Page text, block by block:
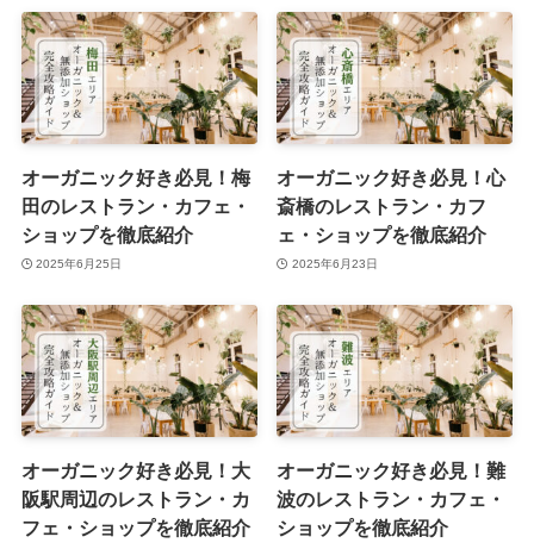
オーガニック好き必見！梅
田のレストラン・カフェ・
ショップを徹底紹介
2025年6月25日
オーガニック好き必見！心
斎橋のレストラン・カフ
ェ・ショップを徹底紹介
2025年6月23日
オーガニック好き必見！大
阪駅周辺のレストラン・カ
フェ・ショップを徹底紹介
オーガニック好き必見！難
波のレストラン・カフェ・
ショップを徹底紹介